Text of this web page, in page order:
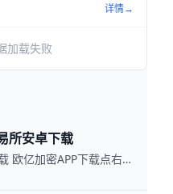
详情→
加载失败
所安卓下载
安卓手机下载 欧亿加密APP下载点右下角【APP下载】联系客服 每日更新可用链接